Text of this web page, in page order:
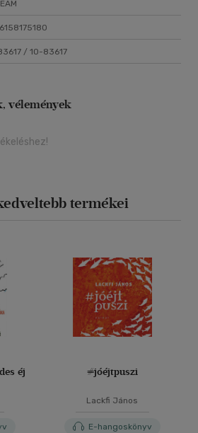
/ 10-83617
vélemények
termékei
éj #jóéjtpuszi
Lackfi János
E-hangoskönyv